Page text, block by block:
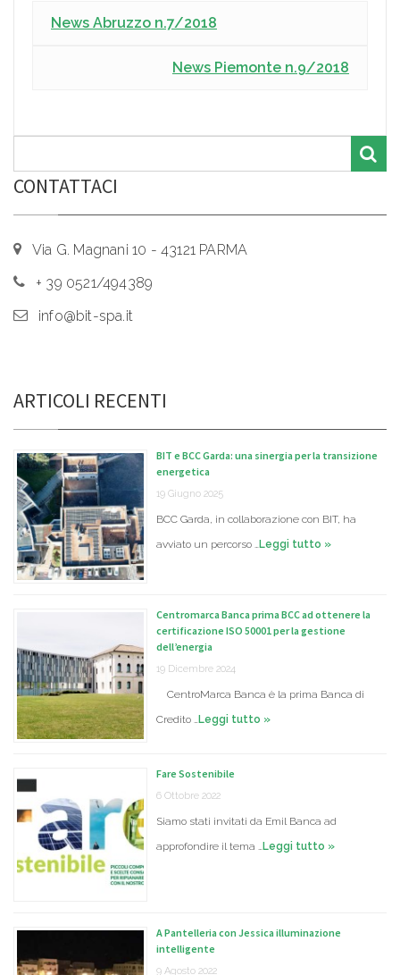
News Abruzzo n.7/2018
News Piemonte n.9/2018
CONTATTACI
Via G. Magnani 10 - 43121 PARMA
+ 39 0521/494389
info@bit-spa.it
ARTICOLI RECENTI
BIT e BCC Garda: una sinergia per la transizione
energetica
19 Giugno 2025
BCC Garda, in collaborazione con BIT, ha
avviato un percorso … Leggi tutto »
Centromarca Banca prima BCC ad ottenere la
certificazione ISO 50001 per la gestione
dell’energia
19 Dicembre 2024
CentroMarca Banca è la prima Banca di
Credito … Leggi tutto »
Fare Sostenibile
6 Ottobre 2022
Siamo stati invitati da Emil Banca ad
approfondire il tema … Leggi tutto »
A Pantelleria con Jessica illuminazione
intelligente
9 Agosto 2022